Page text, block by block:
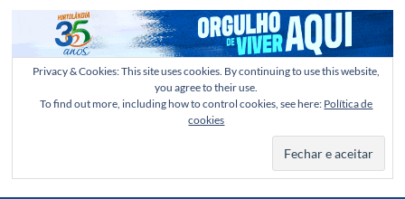
Privacy & Cookies: This site uses cookies. By continuing to use this website,
you agree to their use.
To find out more, including how to control cookies, see here: Política de
cookies